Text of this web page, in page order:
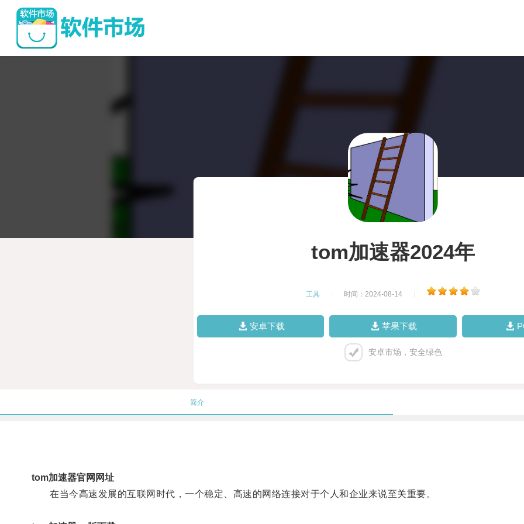
tom加速器2024年
工具 时间：2024-08-14
安卓下载 苹果下载
安卓市场，安全绿色
简介
tom加速器官网网址
在当今高速发展的互联网时代，一个稳定、高速的网络连接对于个人和企业来说至关重要。